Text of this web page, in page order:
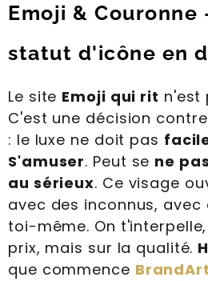
Emoji & Couronne
statut d'icône en
Le site Emoji qui rit n'est
C'est une décision
: le luxe ne doit pas
S'amuser. Peut se ne
au sérieux. Ce visage
avec des inconnus, avec
toi-même. On
prix, mais sur la qualité.
que commence BrandArt